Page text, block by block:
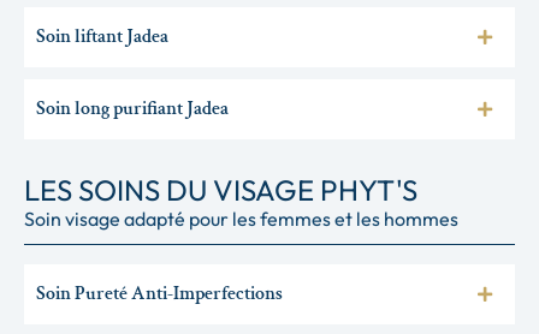
Soin liftant Jadea
Soin long purifiant Jadea
LES SOINS DU VISAGE PHYT'S
Soin visage adapté pour les femmes et les hommes
Soin Pureté Anti-Imperfections